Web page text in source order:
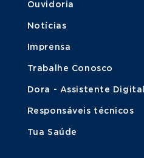
Ouvidoria
Notícias
Imprensa
Trabalhe Conosco
Dora - Assistente Digital
Responsáveis técnicos
Tua Saúde